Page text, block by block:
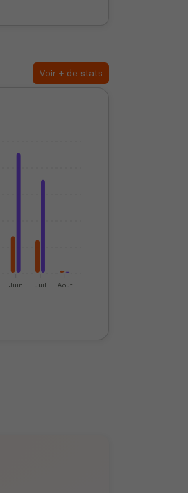
Voir + de stats
Juin Juil Aout